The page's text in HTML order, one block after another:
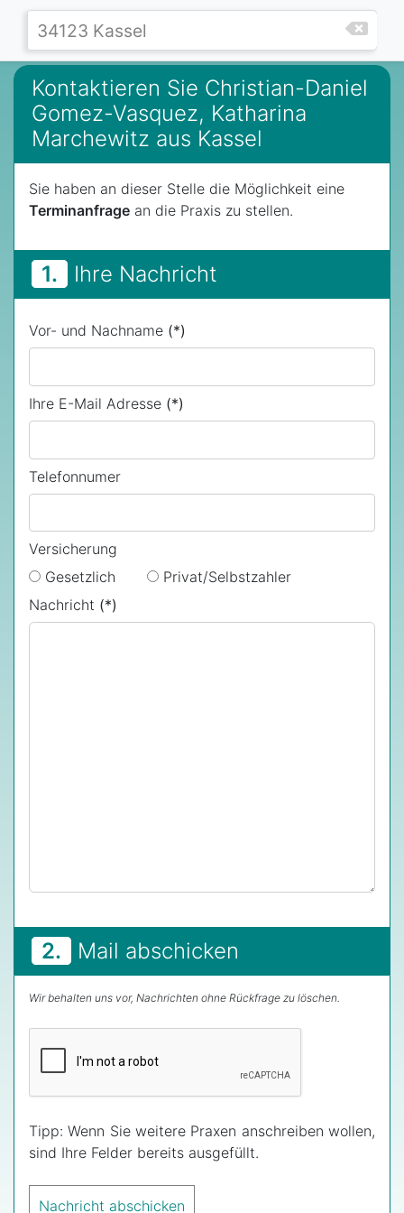
Kontaktieren Sie Christian-Daniel
Gomez-Vasquez, Katharina
Marchewitz aus Kassel
Sie haben an dieser Stelle die Möglichkeit eine
Terminanfrage an die Praxis zu stellen.
1. Ihre Nachricht
Vor- und Nachname (*)
Ihre E-Mail Adresse (*)
Telefonnumer
Versicherung
Gesetzlich
Privat/Selbstzahler
Nachricht (*)
2. Mail abschicken
Wir behalten uns vor, Nachrichten ohne Rückfrage zu löschen.
Tipp: Wenn Sie weitere Praxen anschreiben wollen,
sind Ihre Felder bereits ausgefüllt.
Nachricht abschicken